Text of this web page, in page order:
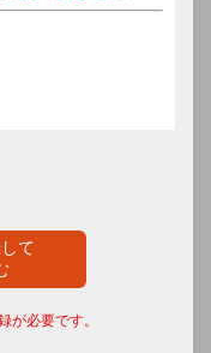
て
が必要です。